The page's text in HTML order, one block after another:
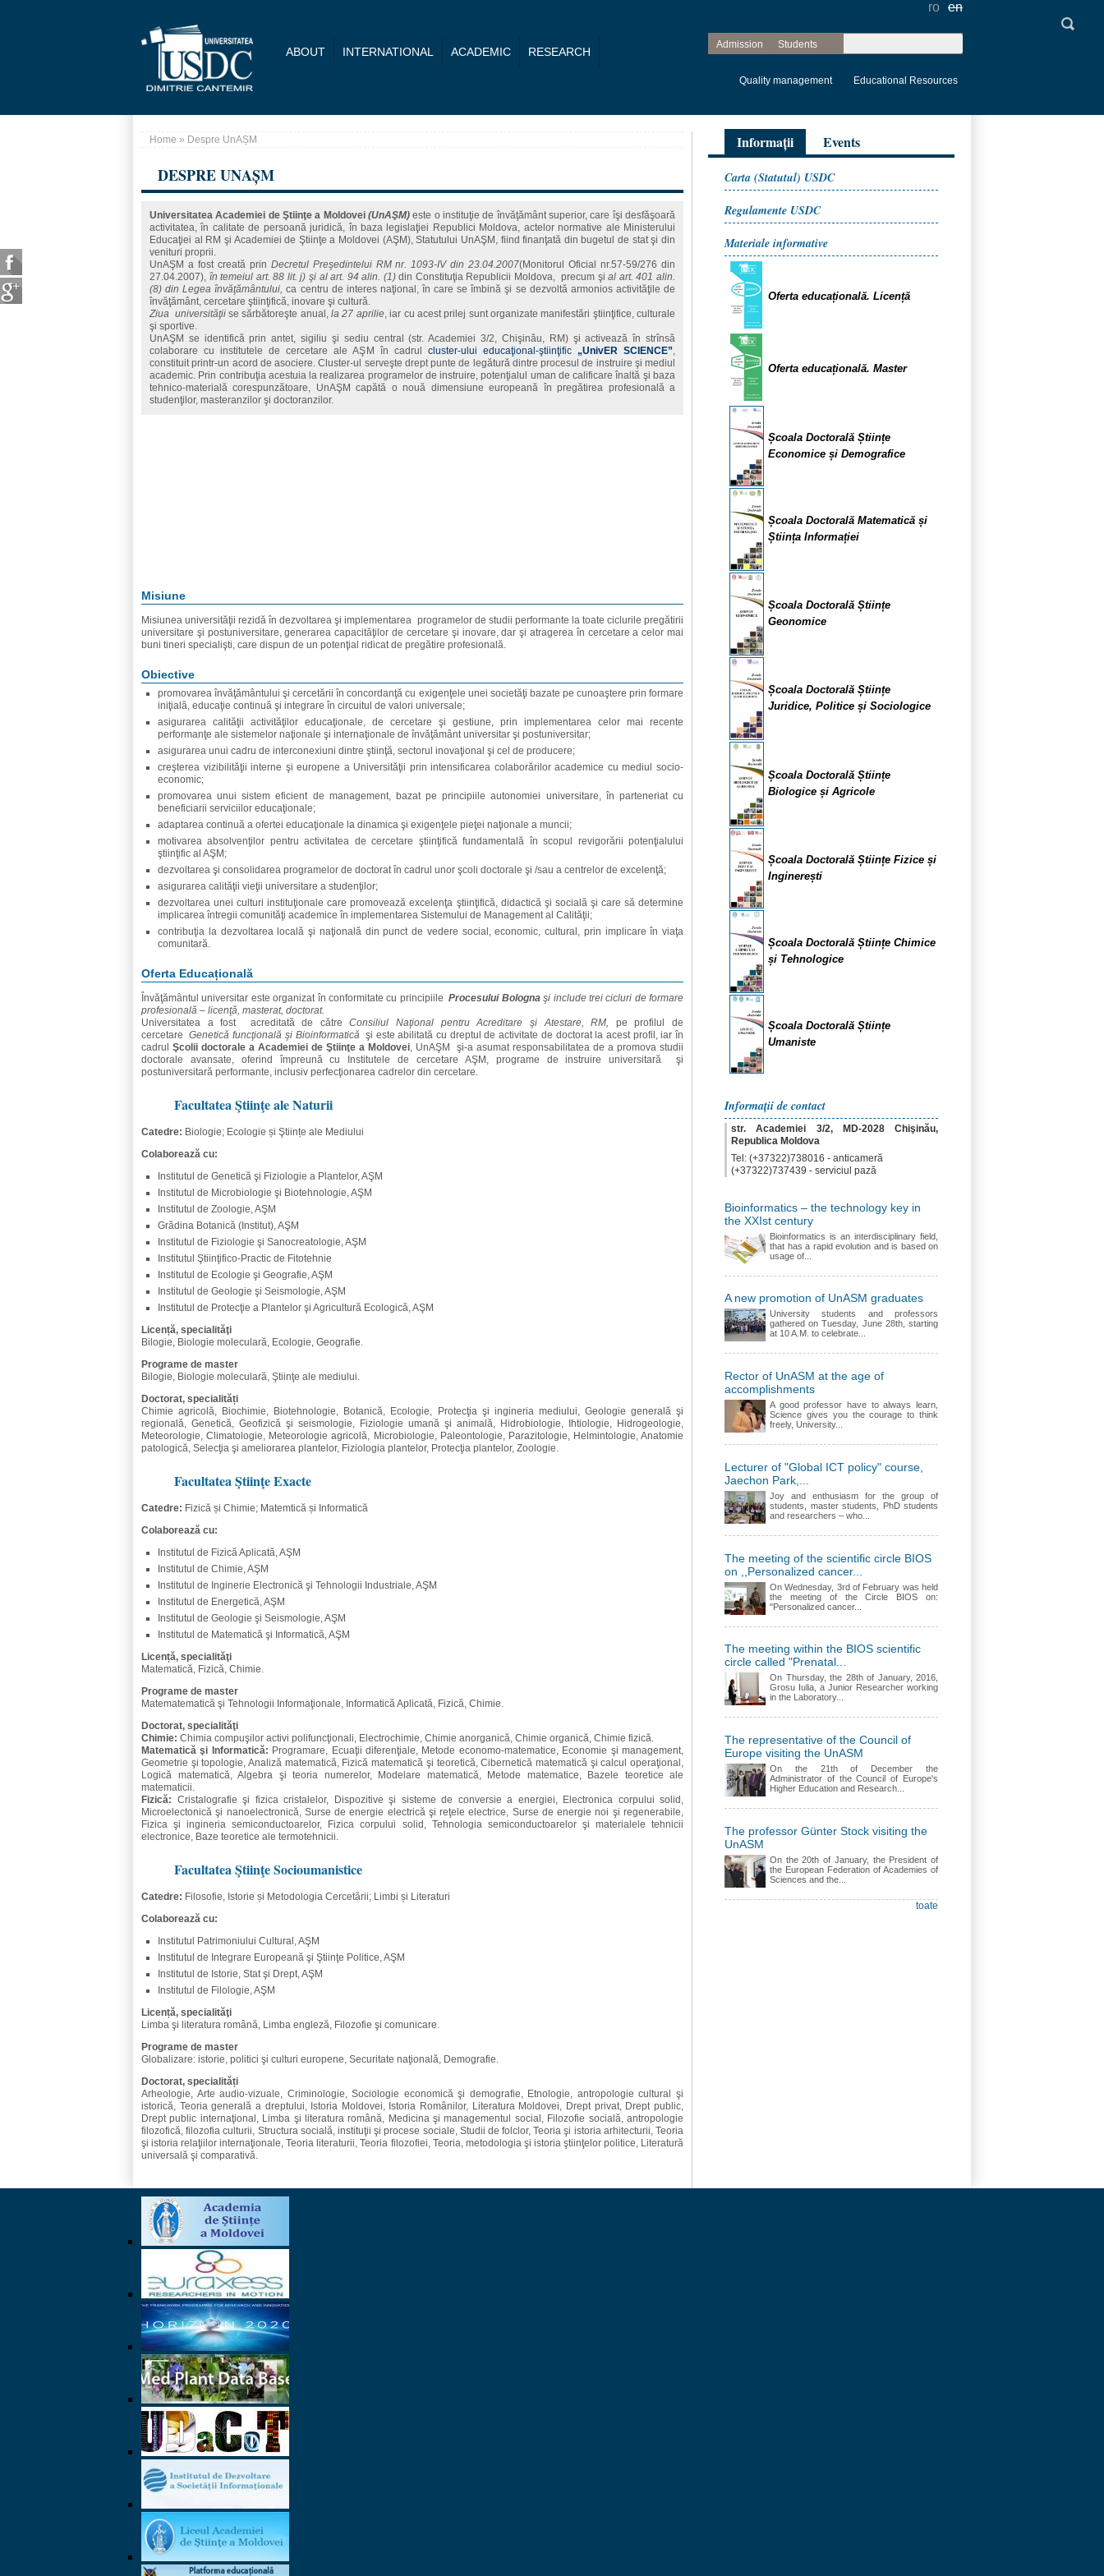
ABOUT INTERNATIONAL ACADEMIC RESEARCH
ro en
Admission Students
Search form
Quality management Educational Resources
Home » Despre UnAȘM
DESPRE UNAȘM
Universitatea Academiei de Ştiinţe a Moldovei (UnAŞM) este o instituţie de învăţământ superior, care îşi desfăşoară
activitatea, în calitate de persoană juridică, în baza legislaţiei Republici Moldova, actelor normative ale Ministerului
Educaţiei al RM şi Academiei de Ştiinţe a Moldovei (AŞM), Statutului UnAŞM, fiind finanţată din bugetul de stat şi din
venituri proprii.
UnAŞM a fost creată prin Decretul Preşedintelui RM nr. 1093-IV din 23.04.2007(Monitorul Oficial nr.57-59/276 din
27.04.2007), în temeiul art. 88 lit. j) şi al art. 94 alin. (1)din Constituţia Republicii Moldova, precum şial art. 401 alin.
(8) din Legea învăţământului, ca centru de interes naţional, în care se îmbină şi se dezvoltă armonios activităţile de
învăţământ, cercetare ştiinţifică, inovare şi cultură.
Ziua universităţiise sărbătoreşte anual,la 27 aprilie, iar cu acest prilej sunt organizate manifestări ştiinţifice, culturale
şi sportive.
UnAŞM se identifică prin antet, sigiliu şi sediu central (str. Academiei 3/2, Chişinău, RM) şi activează în strînsă
colaborare cu institutele de cercetare ale AŞM în cadrul cluster-ului educaţional-ştiinţific „UnivER SCIENCE”,
constituit printr-un acord de asociere. Cluster-ul serveşte drept punte de legătură dintre procesul de instruire şi mediul
academic. Prin contribuţia acestuia la realizarea programelor de instruire, potenţialul uman de calificare înaltă şi baza
tehnico-materială corespunzătoare, UnAŞM capătă o nouă dimensiune europeană în pregătirea profesională a
studenţilor, masteranzilor şi doctoranzilor.
Misiune
Misiunea universităţii rezidă în dezvoltarea şi implementarea programelor de studii performante la toate ciclurile pregătirii
universitare şi postuniversitare, generarea capacităţilor de cercetare şi inovare, dar şi atragerea în cercetare a celor mai
buni tineri specialişti, care dispun de un potenţial ridicat de pregătire profesională.
Obiective
promovarea învăţământului şi cercetării în concordanţă cu exigenţele unei societăţi bazate pe cunoaştere prin formare
iniţială, educaţie continuă şi integrare în circuitul de valori universale;
asigurarea calităţii activităţilor educaţionale, de cercetare şi gestiune, prin implementarea celor mai recente
performanţe ale sistemelor naţionale şi internaţionale de învăţământ universitar şi postuniversitar;
asigurarea unui cadru de interconexiuni dintre ştiinţă, sectorul inovaţional şi cel de producere;
creşterea vizibilităţii interne şi europene a Universităţii prin intensificarea colaborărilor academice cu mediul socio-
economic;
promovarea unui sistem eficient de management, bazat pe principiile autonomiei universitare, în parteneriat cu
beneficiarii serviciilor educaţionale;
adaptarea continuă a ofertei educaţionale la dinamica şi exigenţele pieţei naţionale a muncii;
motivarea absolvenţilor pentru activitatea de cercetare ştiinţifică fundamentală în scopul revigorării potenţialului
ştiinţific al AŞM;
dezvoltarea şi consolidarea programelor de doctorat în cadrul unor şcoli doctorale şi /sau a centrelor de excelenţă;
asigurarea calităţii vieţii universitare a studenţilor;
dezvoltarea unei culturi instituţionale care promovează excelenţa ştiinţifică, didactică şi socială şi care să determine
implicarea întregii comunităţi academice în implementarea Sistemului de Management al Calităţii;
contribuţia la dezvoltarea locală şi naţională din punct de vedere social, economic, cultural, prin implicare în viaţa
comunitară.
Oferta Educațională
Învăţământul universitar este organizat în conformitate cu principiileProcesului Bolognaşi include trei cicluri de formare
profesională – licenţă, masterat, doctorat.
Universitatea a fost acreditată de cătreConsiliul Naţional pentru Acreditare şi Atestare, RM, pe profilul de
cercetareGenetică funcţională şi Bioinformaticăşi este abilitată cu dreptul de activitate de doctorat la acest profil, iar în
cadrul Şcolii doctorale a Academiei de Ştiinţe a Moldovei, UnAŞM şi-a asumat responsabilitatea de a promova studii
doctorale avansate, oferind împreună cu Institutele de cercetare AŞM, programe de instruire universitară şi
postuniversitară performante, inclusiv perfecţionarea cadrelor din cercetare.
Facultatea Ştiinţe ale Naturii
Catedre: Biologie; Ecologie și Ştiințe ale Mediului
Colaborează cu:
Institutul de Genetică şi Fiziologie a Plantelor, AŞM
Institutul de Microbiologie şi Biotehnologie, AŞM
Institutul de Zoologie, AŞM
Grădina Botanică (Institut), AŞM
Institutul de Fiziologie şi Sanocreatologie, AŞM
Institutul Ştiinţifico-Practic de Fitotehnie
Institutul de Ecologie şi Geografie, AŞM
Institutul de Geologie şi Seismologie, AŞM
Institutul de Protecţie a Plantelor şi Agricultură Ecologică, AŞM
Licență, specialităţi
Bilogie, Biologie moleculară, Ecologie, Geografie.
Programe de master
Bilogie, Biologie moleculară, Ştiinţe ale mediului.
Doctorat, specialități
Chimie agricolă, Biochimie, Biotehnologie, Botanică, Ecologie, Protecţia şi ingineria mediului, Geologie generală şi
regională, Genetică, Geofizică şi seismologie, Fiziologie umană şi animală, Hidrobiologie, Ihtiologie, Hidrogeologie,
Meteorologie, Climatologie, Meteorologie agricolă, Microbiologie, Paleontologie, Parazitologie, Helmintologie, Anatomie
patologică, Selecţia şi ameliorarea plantelor, Fiziologia plantelor, Protecţia plantelor, Zoologie.
Facultatea Ştiinţe Exacte
Catedre: Fizică și Chimie; Matemtică și Informatică
Colaborează cu:
Institutul de Fizică Aplicată, AŞM
Institutul de Chimie, AŞM
Institutul de Inginerie Electronică şi Tehnologii Industriale, AŞM
Institutul de Energetică, AŞM
Institutul de Geologie şi Seismologie, AŞM
Institutul de Matematică şi Informatică, AŞM
Licență, specialităţi
Matematică, Fizică, Chimie.
Programe de master
Matematematică şi Tehnologii Informaţionale, Informatică Aplicată, Fizică, Chimie.
Doctorat, specialităţi
Chimie: Chimia compuşilor activi polifuncţionali, Electrochimie, Chimie anorganică, Chimie organică, Chimie fizică.
Matematică şi Informatică: Programare, Ecuaţii diferenţiale, Metode economo-matematice, Economie şi management,
Geometrie şi topologie, Analiză matematică, Fizică matematică şi teoretică, Cibernetică matematică şi calcul operaţional,
Logică matematică, Algebra şi teoria numerelor, Modelare matematică, Metode matematice, Bazele teoretice ale
matematicii.
Fizică: Cristalografie şi fizica cristalelor, Dispozitive şi sisteme de conversie a energiei, Electronica corpului solid,
Microelectonică şi nanoelectronică, Surse de energie electrică şi reţele electrice, Surse de energie noi şi regenerabile,
Fizica şi ingineria semiconductoarelor, Fizica corpului solid, Tehnologia semiconductoarelor şi materialele tehnicii
electronice, Baze teoretice ale termotehnicii.
Facultatea Ştiinţe Socioumanistice
Catedre: Filosofie, Istorie și Metodologia Cercetării; Limbi și Literaturi
Colaborează cu:
Institutul Patrimoniului Cultural, AŞM
Institutul de Integrare Europeană şi Ştiinţe Politice, AŞM
Institutul de Istorie, Stat şi Drept, AŞM
Institutul de Filologie, AŞM
Licență, specialităţi
Limba şi literatura română, Limba engleză, Filozofie şi comunicare.
Programe de master
Globalizare: istorie, politici şi culturi europene, Securitate naţională, Demografie.
Doctorat, specialități
Arheologie, Arte audio-vizuale, Criminologie, Sociologie economică şi demografie, Etnologie, antropologie cultural şi
istorică, Teoria generală a dreptului, Istoria Moldovei, Istoria Românilor, Literatura Moldovei, Drept privat, Drept public,
Drept public internaţional, Limba şi literatura română, Medicina şi managementul social, Filozofie socială, antropologie
filozofică, filozofia culturii, Structura socială, instituţii şi procese sociale, Studii de folclor, Teoria şi istoria arhitecturii, Teoria
şi istoria relaţiilor internaţionale, Teoria literaturii, Teoria filozofiei, Teoria, metodologia şi istoria ştiinţelor politice, Literatură
universală şi comparativă.
Informații Events
Carta (Statutul) USDC
Regulamente USDC
Materiale informative
Oferta educațională. Licență
Oferta educațională. Master
Școala Doctorală Științe
Economice și Demografice
Școala Doctorală Matematică și
Știința Informației
Școala Doctorală Științe
Geonomice
Școala Doctorală Științe
Juridice, Politice și Sociologice
Școala Doctorală Științe
Biologice și Agricole
Școala Doctorală Științe Fizice și
Inginerești
Școala Doctorală Științe Chimice
și Tehnologice
Școala Doctorală Științe
Umaniste
Informații de contact
str. Academiei 3/2, MD-2028 Chişinău,
Republica Moldova
Tel: (+37322)738016 - anticameră
(+37322)737439 - serviciul pază
Bioinformatics – the technology key in
the XXIst century
Bioinformatics is an interdisciplinary field,
that has a rapid evolution and is based on
usage of...
A new promotion of UnASM graduates
University students and professors
gathered on Tuesday, June 28th, starting
at 10 A.M. to celebrate...
Rector of UnASM at the age of
accomplishments
A good professor have to always learn,
Science gives you the courage to think
freely, University...
Lecturer of "Global ICT policy" course,
Jaechon Park,...
Joy and enthusiasm for the group of
students, master students, PhD students
and researchers – who...
The meeting of the scientific circle BIOS
on ,,Personalized cancer...
On Wednesday, 3rd of February was held
the meeting of the Circle BIOS on:
"Personalized cancer...
The meeting within the BIOS scientific
circle called "Prenatal...
On Thursday, the 28th of January, 2016,
Grosu Iulia, a Junior Researcher working
in the Laboratory...
The representative of the Council of
Europe visiting the UnASM
On the 21th of December the
Administrator of the Council of Europe's
Higher Education and Research...
The professor Günter Stock visiting the
UnASM
On the 20th of January, the President of
the European Federation of Academies of
Sciences and the...
toate